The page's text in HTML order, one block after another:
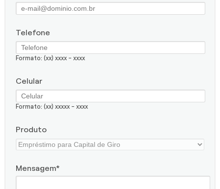
Telefone
Formato: (xx) xxxx - xxxx
Celular
Formato: (xx) xxxxx - xxxx
Produto
Mensagem